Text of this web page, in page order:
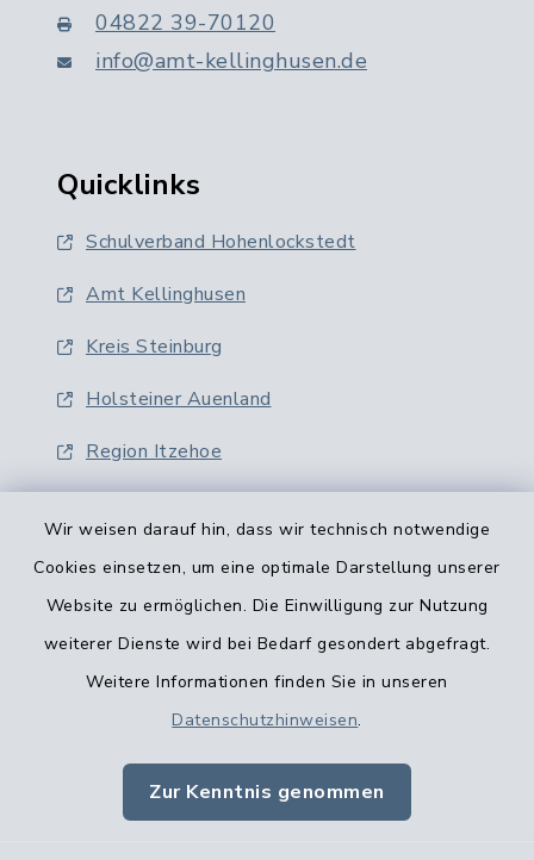
Wir weisen darauf hin, dass wir technisch notwendige
Cookies einsetzen, um eine optimale Darstellung unserer
Website zu ermöglichen. Die Einwilligung zur Nutzung
weiterer Dienste wird bei Bedarf gesondert abgefragt.
Weitere Informationen finden Sie in unseren
Datenschutzhinweisen.
Zur Kenntnis genommen
04822 39-70120
info@amt-kellinghusen.de
Quicklinks
Schulverband Hohenlockstedt
Amt Kellinghusen
Kreis Steinburg
Holsteiner Auenland
Region Itzehoe
Barrierefreiheit
Impressum